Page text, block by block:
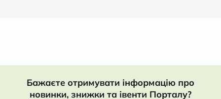
Бажаєте отримувати інформацію про
новинки, знижки та івенти Порталу?